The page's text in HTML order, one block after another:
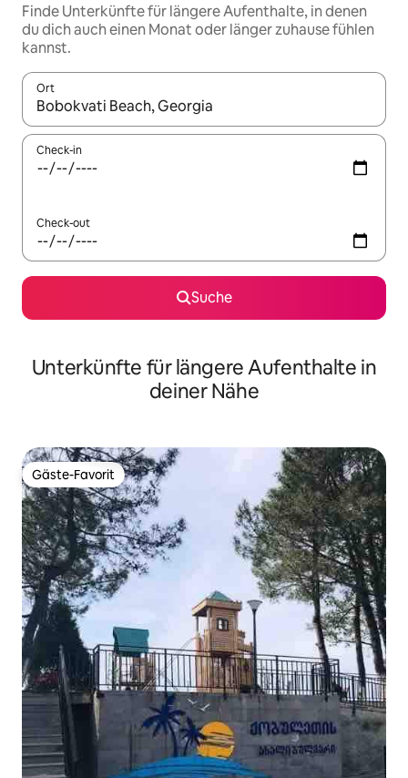
Finde Unterkünfte für längere Aufenthalte, in denen
du dich auch einen Monat oder länger zuhause fühlen
kannst.
Ort
Wenn Ergebnisse verfügbar sind, navigiere mit den
Check-in
Check-out
Suche
Unterkünfte für längere Aufenthalte in
deiner Nähe
Gäste-Favorit
Gäste-Favorit